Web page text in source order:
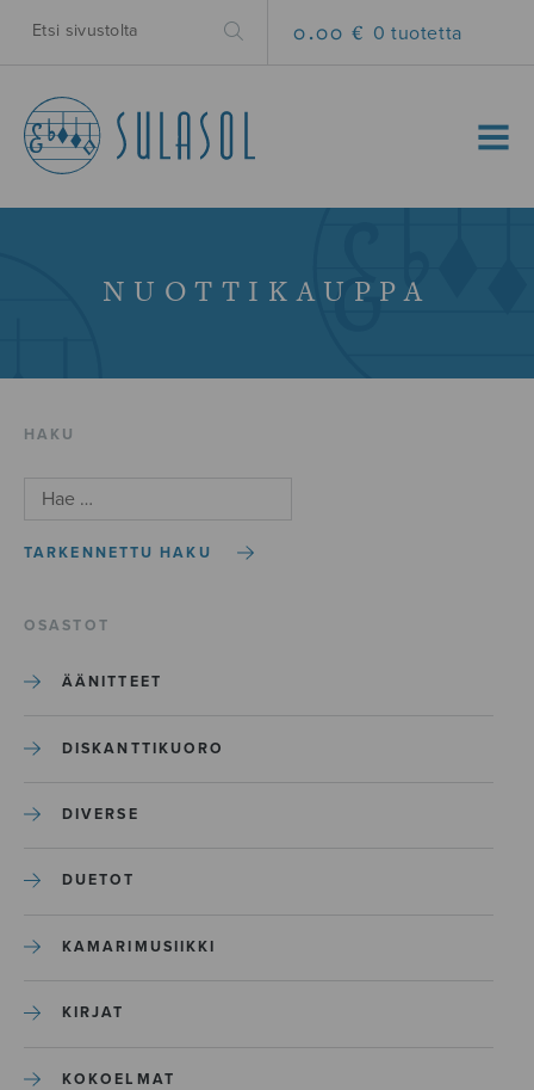
0.00 € 0 tuotetta
MENU
NUOTTIKAUPPA
HAKU
TARKENNETTU HAKU
OSASTOT
ÄÄNITTEET
DISKANTTIKUORO
DIVERSE
DUETOT
KAMARIMUSIIKKI
KIRJAT
KOKOELMAT